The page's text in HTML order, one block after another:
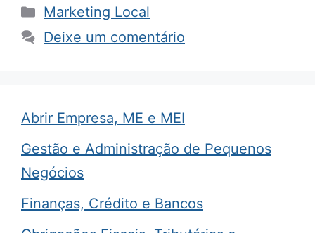
Categorias
Marketing Local
Deixe um comentário
Abrir Empresa, ME e MEI
Gestão e Administração de Pequenos
Negócios
Finanças, Crédito e Bancos